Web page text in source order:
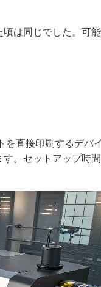
は同じでした。可
直接印刷するデバ
。セットアップ時